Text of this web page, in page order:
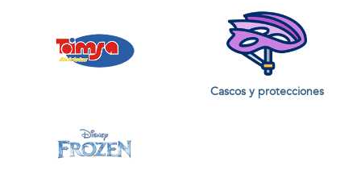
Cascos y protecciones